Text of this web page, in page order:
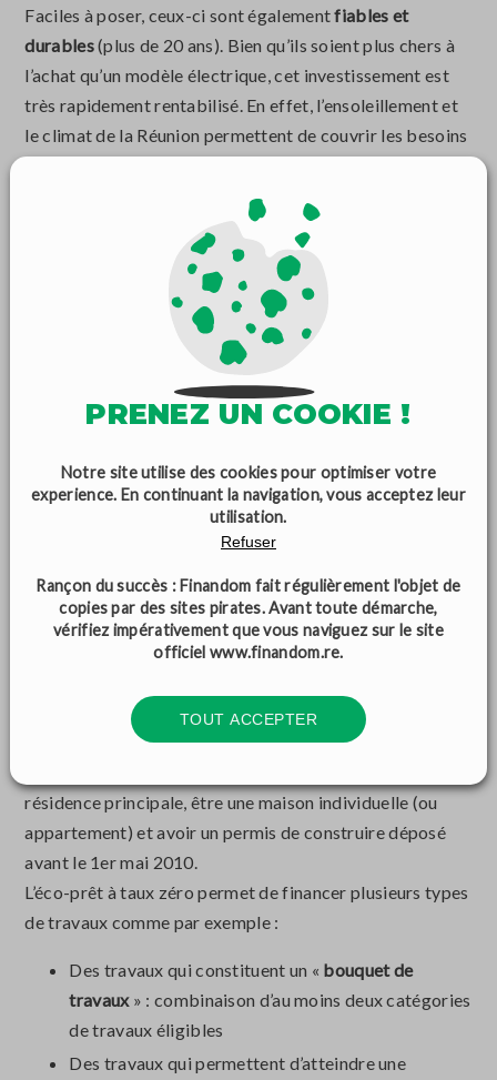
Faciles à poser, ceux-ci sont égalementfiables et
durables(plus de 20 ans). Bien qu’ils soient plus chers à
l’achat qu’un modèle électrique, cet investissement est
très rapidement rentabilisé. En effet, l’ensoleillement et
le climat de la Réunion permettent de couvrir les besoins
QUELLES AIDES
FINANCIÈRES POUR
RÉNOVER SON BIEN ?
Pour vous aider dans la rénovation de votre habitat,
plusieurs aides financières sont mises à votre
disposition. Découvrez rapidement ces aides.
L’éco-prêt à taux zéro
d’intérêt nulet facilement accessible sous condition de
ressources, dans le but de financer un ensemble de
travaux d’amélioration de la performance énergétique
convention avec l’État. Cependant, peu de banques
réunionnaises le proposent pour l’instant. Ce prêt peut
résidence principale, être une maison individuelle (ou
appartement) et avoir un permis de construire déposé
avant le 1er mai 2010.
L’éco-prêt à taux zéro permet de financer plusieurs types
de travaux comme par exemple :
Des travaux qui constituent un « bouquet de
travaux» : combinaison d’au moins deux catégories
de travaux éligibles
Des travaux qui permettent d’atteindre une
PRENEZ UN COOKIE !
Notre site utilise des cookies pour optimiser votre
experience. En continuant la navigation, vous acceptez leur
utilisation.
Refuser
Rançon du succès : Finandom fait régulièrement l'objet de
copies par des sites pirates. Avant toute démarche,
vérifiez impérativement que vous naviguez sur le site
officiel www.finandom.re.
TOUT ACCEPTER